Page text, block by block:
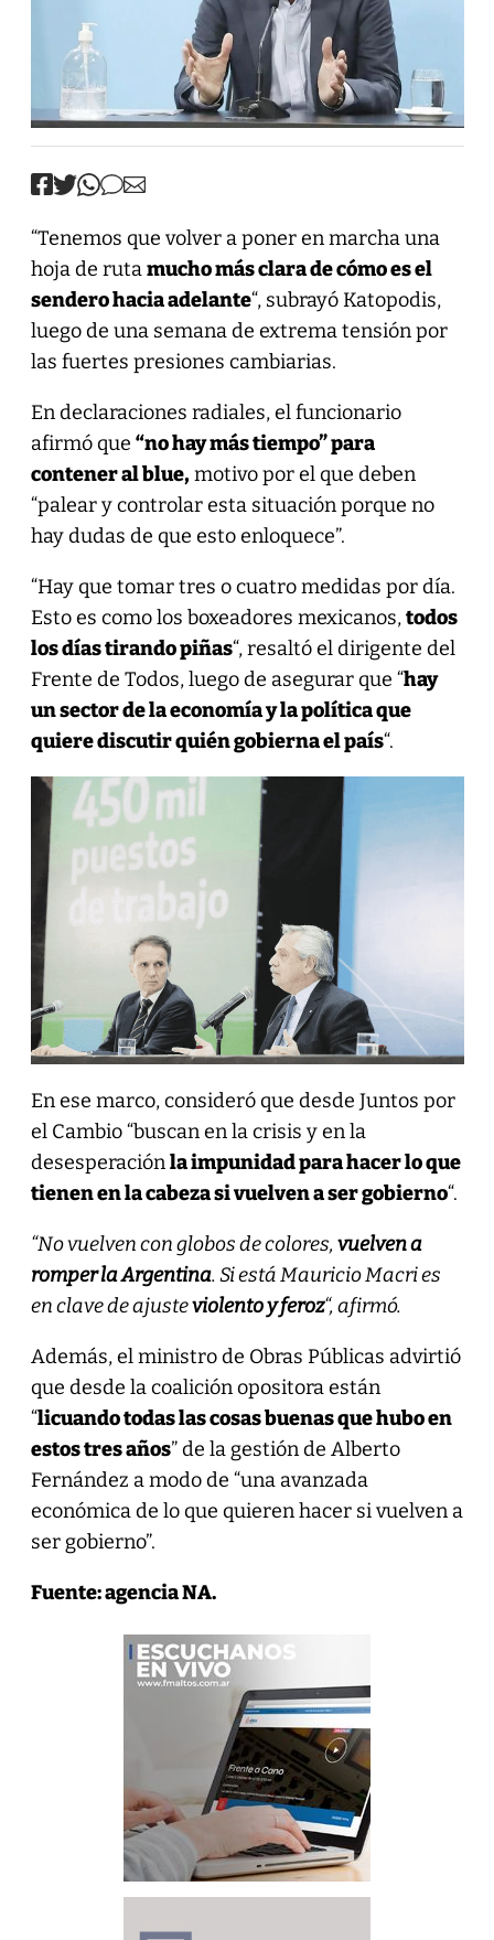
“Tenemos que volver a poner en marcha una
hoja de rutamucho más clara de cómo es el
sendero hacia adelante“, subrayó Katopodis,
luego de una semana de extrema tensión por
las fuertes presiones cambiarias.
En declaraciones radiales, el funcionario
afirmó que “no hay más tiempo” para
contener al blue,motivo por el que deben
“palear y controlar esta situación porque no
hay dudas de que esto enloquece”.
“Hay que tomar tres o cuatro medidas por día.
Esto es como los boxeadores mexicanos,todos
los días tirando piñas“, resaltó el dirigente del
Frente de Todos, luego de asegurar que “hay
un sector de la economía y la política que
quiere discutir quién gobierna el país“.
En ese marco, consideró que desde Juntos por
el Cambio “buscan en la crisis y en la
desesperaciónla impunidad para hacer lo que
tienen en la cabeza si vuelven a ser gobierno“.
“No vuelven con globos de colores, vuelven a
romper la Argentina. Si está Mauricio Macri es
en clave de ajusteviolento y feroz“, afirmó.
Además, el ministro de Obras Públicas advirtió
que desde la coalición opositora están
“licuando todas las cosas buenas que hubo en
estos tres años” de la gestión de Alberto
Fernández a modo de “una avanzada
económica de lo que quieren hacer si vuelven a
ser gobierno”.
Fuente: agencia NA.